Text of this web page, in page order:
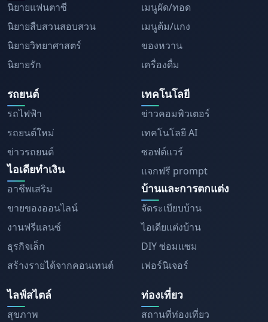
นิยายแฟนตาซี
นิยายสืบสวนสอบสวน
นิยายวิทยาศาสตร์
นิยายรัก
เมนูผัด/ทอด
เมนูต้ม/แกง
ของหวาน
เครื่องดื่ม
รถยนต์
รถไฟฟ้า
รถยนต์ใหม่
ข่าวรถยนต์
ไอเดียทำเงิน
อาชีพเสริม
ขายของออนไลน์
งานฟรีแลนซ์
ธุรกิจเล็ก
สร้างรายได้จากคอนเทนต์
เทคโนโลยี
ข่าวคอมพิวเตอร์
เทคโนโลยี AI
ซอฟต์แวร์
แจกฟรี prompt
บ้านและการตกแต่ง
จัดระเบียบบ้าน
ไอเดียแต่งบ้าน
DIY ซ่อมแซม
เฟอร์นิเจอร์
ไลฟ์สไตล์
สุขภาพ
ท่องเที่ยว
สถานที่ท่องเที่ยว